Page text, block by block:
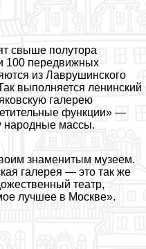
свыше полутора
100 передвижных
из Лаврушинского
выполняется ленинский
галерею
функции» —
народные массы.
знаменитым музеем.
галерея — это так же
театр,
лучшее в Москве».